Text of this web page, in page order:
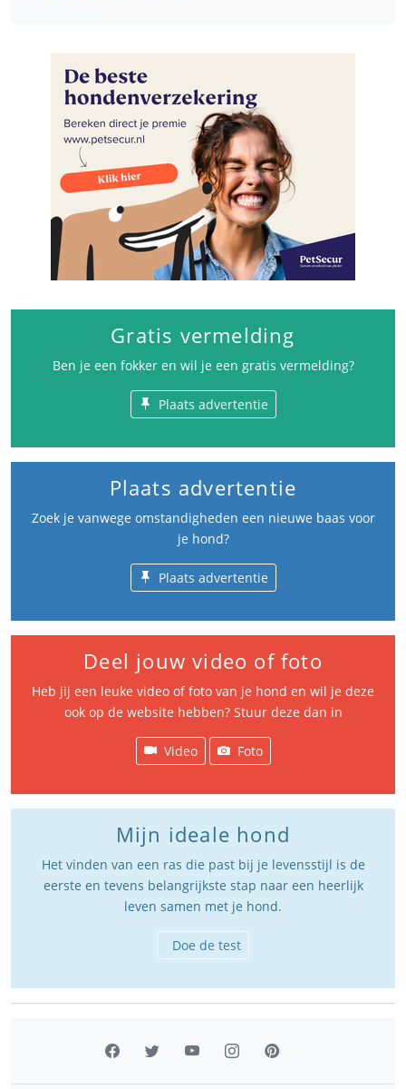
Gratis vermelding
Ben je een fokker en wil je een gratis vermelding?
Plaats advertentie
Plaats advertentie
Zoek je vanwege omstandigheden een nieuwe baas voor
je hond?
Plaats advertentie
Deel jouw video of foto
Heb jij een leuke video of foto van je hond en wil je deze
ook op de website hebben? Stuur deze dan in
Video Foto
Mijn ideale hond
Het vinden van een ras die past bij je levensstijl is de
eerste en tevens belangrijkste stap naar een heerlijk
leven samen met je hond.
Doe de test